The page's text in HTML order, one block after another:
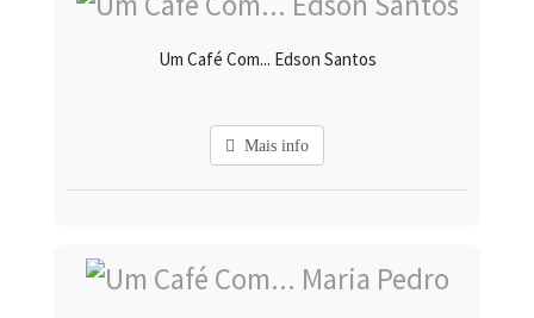
Um Café Com... Edson Santos
Mais info